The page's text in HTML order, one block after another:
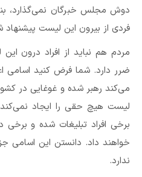
دوش مجلس خبرگان نمی‌گذارد،
فردی از بیرون این لیست
مردم هم نباید از افراد درون
ضرر دارد. شما فرض کنید اسامی
می‌کند رهبر شده و غوغایی در
لیست هیچ حقی را ایجاد
برخی افراد تبلیغات شده و برخی
خواهند داد. دانستن این اسامی
ندارد.